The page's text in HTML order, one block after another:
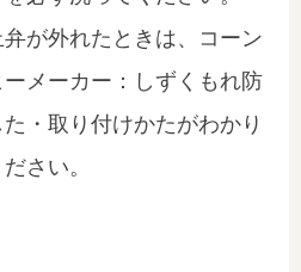
が外れたときは、 コーン
メーカー：しずくもれ防
・取り付けかたがわかり
さい。